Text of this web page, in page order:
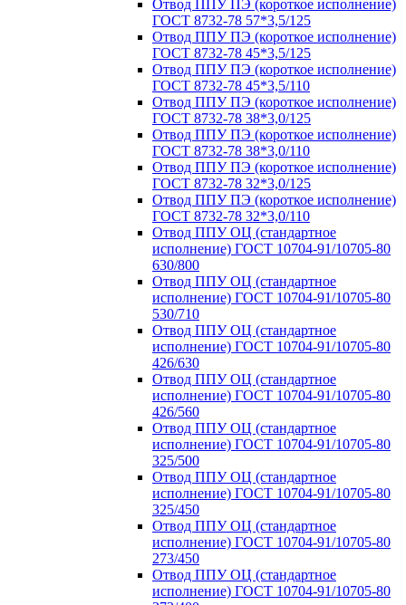
Отвод ППУ ПЭ (короткое исполнение)
ГОСТ 8732-78 57*3,5/125
Отвод ППУ ПЭ (короткое исполнение)
ГОСТ 8732-78 45*3,5/125
Отвод ППУ ПЭ (короткое исполнение)
ГОСТ 8732-78 45*3,5/110
Отвод ППУ ПЭ (короткое исполнение)
ГОСТ 8732-78 38*3,0/125
Отвод ППУ ПЭ (короткое исполнение)
ГОСТ 8732-78 38*3,0/110
Отвод ППУ ПЭ (короткое исполнение)
ГОСТ 8732-78 32*3,0/125
Отвод ППУ ПЭ (короткое исполнение)
ГОСТ 8732-78 32*3,0/110
Отвод ППУ ОЦ (стандартное
исполнение) ГОСТ 10704-91/10705-80
630/800
Отвод ППУ ОЦ (стандартное
исполнение) ГОСТ 10704-91/10705-80
530/710
Отвод ППУ ОЦ (стандартное
исполнение) ГОСТ 10704-91/10705-80
426/630
Отвод ППУ ОЦ (стандартное
исполнение) ГОСТ 10704-91/10705-80
426/560
Отвод ППУ ОЦ (стандартное
исполнение) ГОСТ 10704-91/10705-80
325/500
Отвод ППУ ОЦ (стандартное
исполнение) ГОСТ 10704-91/10705-80
325/450
Отвод ППУ ОЦ (стандартное
исполнение) ГОСТ 10704-91/10705-80
273/450
Отвод ППУ ОЦ (стандартное
исполнение) ГОСТ 10704-91/10705-80